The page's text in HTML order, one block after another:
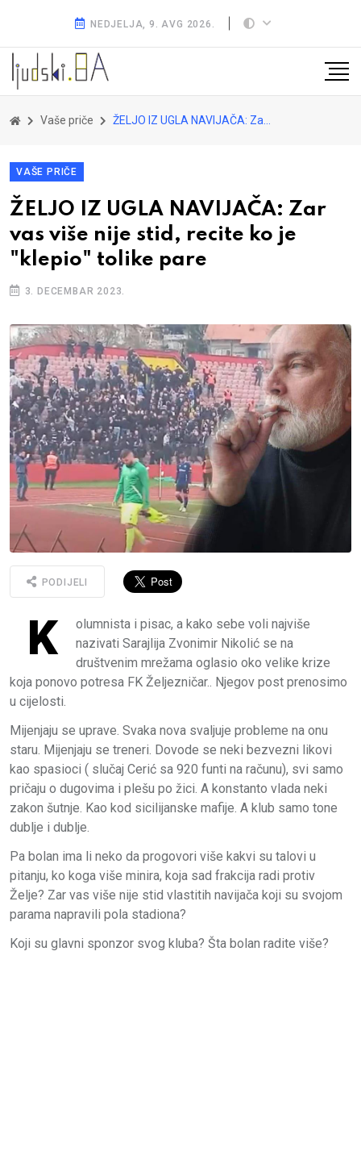
NEDJELJA, 9. AVG 2026.
Vaše priče ŽELJO IZ UGLA NAVIJAČA: Zar vas više nije stid, recite ko je "klepio" tolike pare
VAŠE PRIČE
ŽELJO IZ UGLA NAVIJAČA: Zar
vas više nije stid, recite ko je
"klepio" tolike pare
3. DECEMBAR 2023.
PODIJELI
K
olumnista i pisac, a kako sebe voli najviše
nazivati Sarajlija Zvonimir Nikolić se na
društvenim mrežama oglasio oko velike krize
koja ponovo potresa FK Željezničar.. Njegov post prenosimo
u cijelosti.
Mijenjaju se uprave. Svaka nova svaljuje probleme na onu
staru. Mijenjaju se treneri. Dovode se neki bezvezni likovi
kao spasioci ( slučaj Cerić sa 920 funti na računu), svi samo
pričaju o dugovima i plešu po žici. A konstanto vlada neki
zakon šutnje. Kao kod sicilijanske mafije. A klub samo tone
dublje i dublje.
Pa bolan ima li neko da progovori više kakvi su talovi u
pitanju, ko koga više minira, koja sad frakcija radi protiv
Želje? Zar vas više nije stid vlastitih navijača koji su svojom
parama napravili pola stadiona?
Koji su glavni sponzor svog kluba? Šta bolan radite više?